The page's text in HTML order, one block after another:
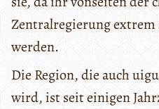
Zentralregierung extrem
werden.
Die Region, die auch
wird, ist seit einigen